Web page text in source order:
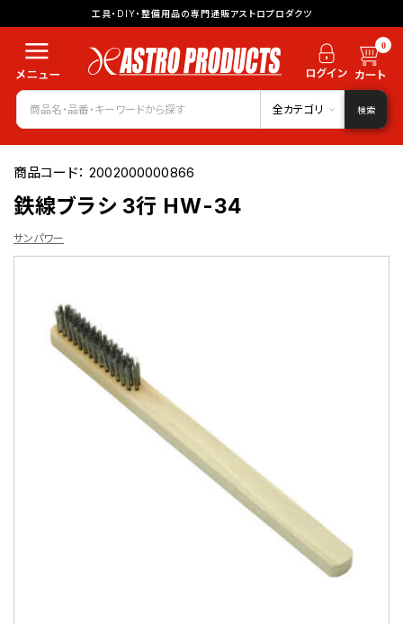
工具・DIY・整備用品の専門通販アストロプロダクツ
0
全カテゴリ 検索
商品コード：2002000000866
鉄線ブラシ 3行 HW-34
サンパワー